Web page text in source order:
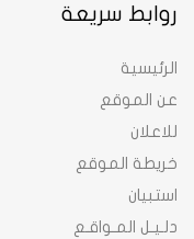
روابط سريعة
الرئيسية
عن الموقع
للاعلان
خريطة الموقع
استبيان
دلـيـل المـواقـع